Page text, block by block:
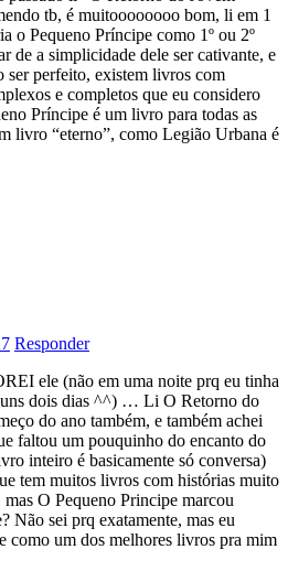
tb, é muitoooooooo bom, li em 1
o Pequeno Príncipe como 1º ou 2º
de a simplicidade dele ser cativante, e
ser perfeito, existem livros com
e completos que eu considero
Príncipe é um livro para todas as
livro “eterno”, como Legião Urbana é
Responder
ele (não em uma noite prq eu tinha
uns dois dias ^^) … Li O Retorno do
do ano também, e também achei
faltou um pouquinho do encanto do
inteiro é basicamente só conversa)
tem muitos livros com histórias muito
O Pequeno Principe marcou
Não sei prq exatamente, mas eu
como um dos melhores livros pra mim